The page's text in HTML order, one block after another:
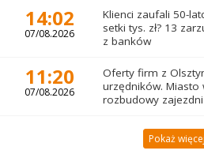
14:02
07/08.2026
Klienci zaufali 50-
setki tys. zł? 13
z banków
11:20
07/08.2026
Oferty firm z
urzędników. Miasto
rozbudowy zajezdni
Pokaż więcej